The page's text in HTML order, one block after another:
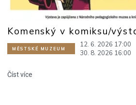
MĚSTSKÉ MUZEUM
12. 6. 2026 17:00
30. 8. 2026 16:00
Komenský v komiksu/
Číst více